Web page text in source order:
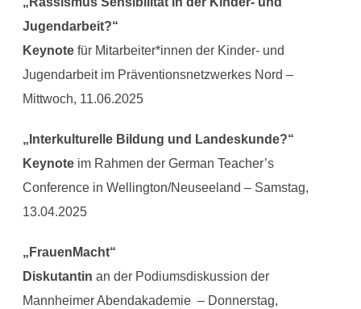
Jugendarbeit?“
Keynotefür Mitarbeiter*innen der Kinder- und
Jugendarbeit im Präventionsnetzwerkes Nord –
Mittwoch, 11.06.2025
„Interkulturelle Bildung und Landeskunde?“
Keynoteim Rahmen der German Teacher’s
Conference in Wellington/Neuseeland – Samstag,
13.04.2025
„FrauenMacht“
Diskutantin an der Podiumsdiskussion der
Mannheimer Abendakademie – Donnerstag,